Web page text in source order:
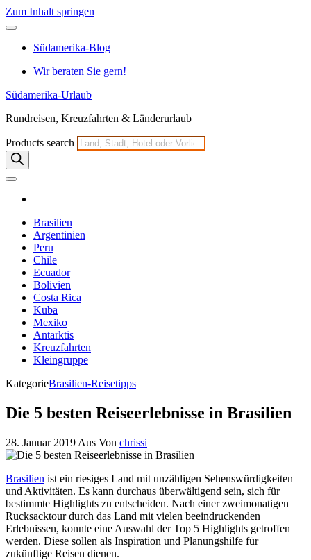
Zum Inhalt springen
Südamerika-Blog
Wir beraten Sie gern!
Südamerika-Urlaub
Rundreisen, Kreuzfahrten & Länderurlaub
Products search
Brasilien
Argentinien
Peru
Chile
Ecuador
Bolivien
Costa Rica
Kuba
Mexiko
Antarktis
Kreuzfahrten
Kleingruppe
KategorieBrasilien-Reisetipps
Die 5 besten Reiseerlebnisse in Brasilien
28. Januar 2019 Aus Von chrissi
Brasilien ist ein riesiges Land mit unzähligen Sehenswürdigkeiten
und Aktivitäten. Es kann durchaus überwältigend sein, sich für
bestimmte Highlights zu entscheiden. Nach einer zweimonatigen
Rucksacktour durch das Land mit vielen beeindruckenden
Erlebnissen, konnte eine Auswahl der Top 5 Highlights getroffen
werden. Diese sollen als Inspiration und Planungshilfe für
zukünftige Reisen dienen.